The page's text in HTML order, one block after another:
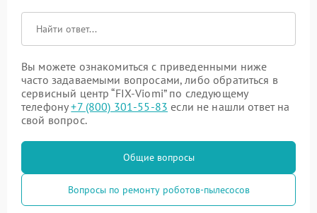
Вы можете ознакомиться с приведенными ниже
часто задаваемыми вопросами, либо обратиться в
сервисный центр “FIX-Viomi” по следующему
телефону+7 (800) 301-55-83 если не нашли ответ на
свой вопрос.
Общие вопросы
Вопросы по ремонту роботов-пылесосов